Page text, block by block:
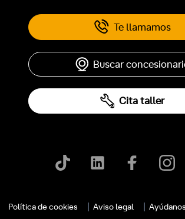
Te llamamos
Buscar
Cita taller
Política de cookies Aviso legal